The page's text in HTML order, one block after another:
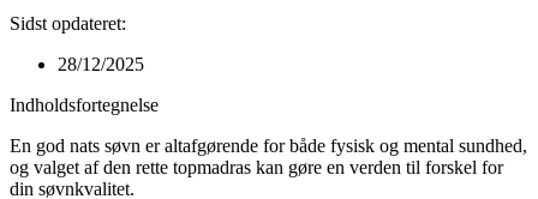
Sidst opdateret:
28/12/2025
Indholdsfortegnelse
En god nats søvn er altafgørende for både fysisk og mental sundhed,
og valget af den rette topmadras kan gøre en verden til forskel for
din søvnkvalitet.